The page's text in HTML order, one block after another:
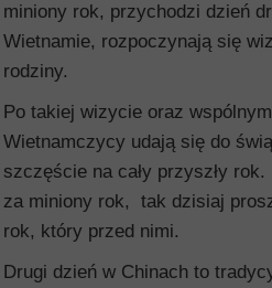
miniony rok, przychodzi dzień
Wietnamie, rozpoczynają się
rodziny.
Po takiej wizycie oraz
Wietnamczycy udają się do
szczęście na cały przyszły
za miniony rok, tak dzisiaj
rok, który przed nimi.
Drugi dzień w Chinach to